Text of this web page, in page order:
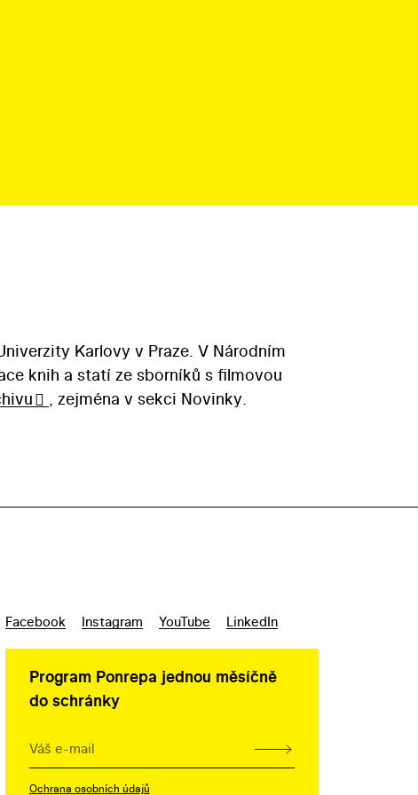
Karlovy v Praze. V Národním
knih a statí ze sborníků s filmovou
, zejména v sekci Novinky.
Facebook Instagram YouTube LinkedIn
Program Ponrepa jednou měsíčně
do schránky
Ochrana osobních údajů